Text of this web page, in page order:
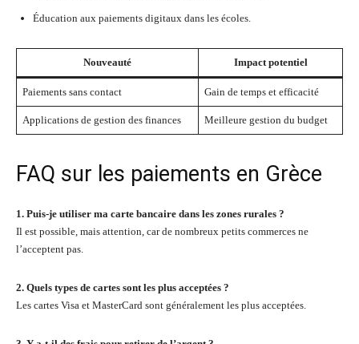
Éducation aux paiements digitaux dans les écoles.
Nouveauté Impact potentiel
Paiements sans contact Gain de temps et efficacité
Applications de gestion des finances Meilleure gestion du budget
FAQ sur les paiements en Grèce
1. Puis-je utiliser ma carte bancaire dans les zones rurales ?
Il est possible, mais attention, car de nombreux petits commerces ne
l’acceptent pas.
2. Quels types de cartes sont les plus acceptées ?
Les cartes Visa et MasterCard sont généralement les plus acceptées.